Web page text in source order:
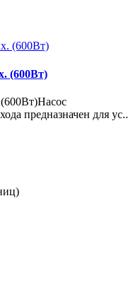
(600Вт)
предназначен для ус..